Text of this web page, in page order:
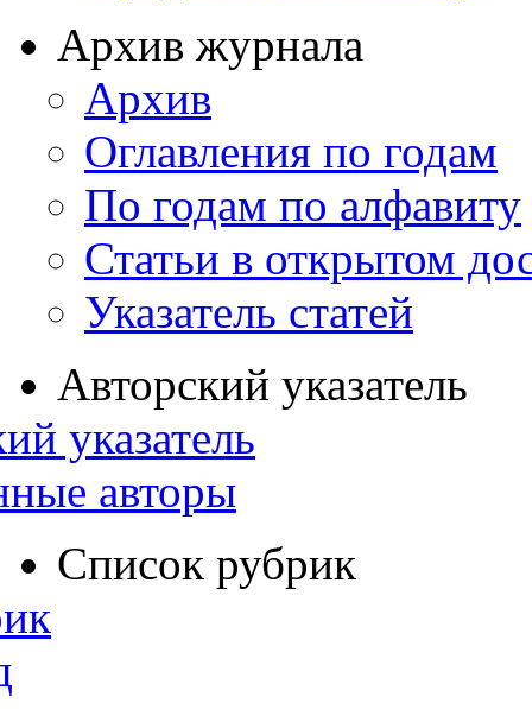
Архив журнала
Архив
Оглавления по годам
По годам по алфавиту
Статьи в открытом
Указатель статей
Авторский указатель
указатель
авторы
Список рубрик